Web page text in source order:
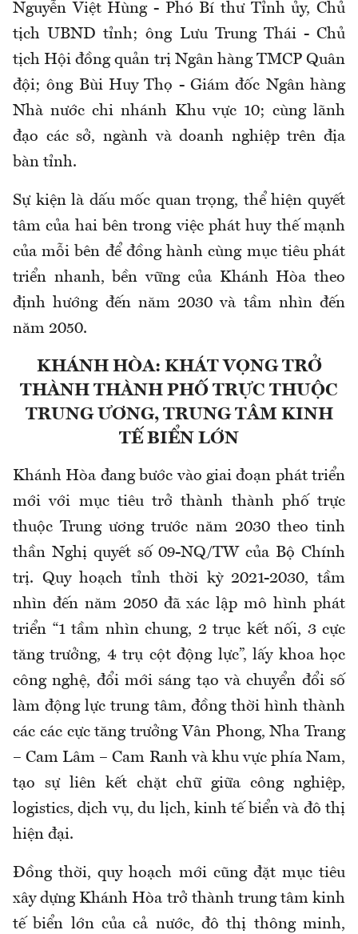
Nguyễn Việt Hùng - Phó Bí thư Tỉnh ủy, Chủ
tịch UBND tỉnh; ông Lưu Trung Thái - Chủ
tịch Hội đồng quản trị Ngân hàng TMCP Quân
đội; ông Bùi Huy Thọ - Giám đốc Ngân hàng
Nhà nước chi nhánh Khu vực 10; cùng lãnh
đạo các sở, ngành và doanh nghiệp trên địa
bàn tỉnh.
Sự kiện là dấu mốc quan trọng, thể hiện quyết
tâm của hai bên trong việc phát huy thế mạnh
của mỗi bên để đồng hành cùng mục tiêu phát
triển nhanh, bền vững của Khánh Hòa theo
định hướng đến năm 2030 và tầm nhìn đến
năm 2050.
KHÁNH HÒA: KHÁT VỌNG TRỞ
THÀNH THÀNH PHỐ TRỰC THUỘC
TRUNG ƯƠNG, TRUNG TÂM KINH
TẾ BIỂN LỚN
Khánh Hòa đang bước vào giai đoạn phát triển
mới với mục tiêu trở thành thành phố trực
thuộc Trung ương trước năm 2030 theo tinh
thần Nghị quyết số 09-NQ/TW của Bộ Chính
trị. Quy hoạch tỉnh thời kỳ 2021-2030, tầm
nhìn đến năm 2050 đã xác lập mô hình phát
triển “1 tầm nhìn chung, 2 trục kết nối, 3 cực
tăng trưởng, 4 trụ cột động lực”, lấy khoa học
công nghệ, đổi mới sáng tạo và chuyển đổi số
làm động lực trung tâm, đồng thời hình thành
các các cực tăng trưởng Vân Phong, Nha Trang
– Cam Lâm – Cam Ranh và khu vực phía Nam,
tạo sự liên kết chặt chữ giữa công nghiệp,
logistics, dịch vụ, du lịch, kinh tế biển và đô thị
hiện đại.
Đồng thời, quy hoạch mới cũng đặt mục tiêu
xây dựng Khánh Hòa trở thành trung tâm kinh
tế biển lớn của cả nước, đô thị thông minh,